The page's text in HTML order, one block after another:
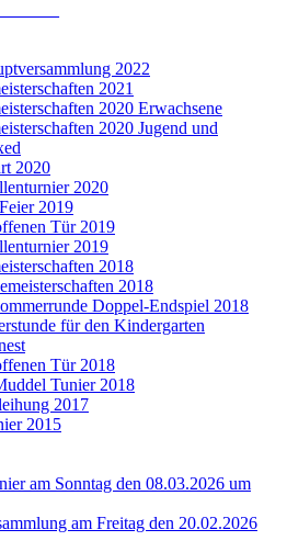
2022
2021
2020 Erwachsene
2020 Jugend und
2020
2020
2019
Tür 2019
2019
2018
2018
Doppel-Endspiel 2018
für den Kindergarten
Tür 2018
Tunier 2018
2017
2015
am Sonntag den 08.03.2026 um
am Freitag den 20.02.2026